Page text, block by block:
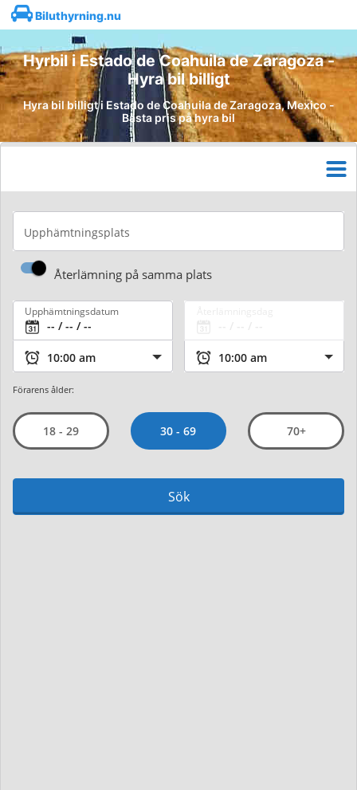
Biluthyrning.nu
Hyrbil i Estado de Coahuila de Zaragoza -
Hyra bil billigt
Hyra bil billigt i Estado de Coahuila de Zaragoza, Mexico -
Bästa pris på hyra bil
Upphämtningsplats
Återlämning på samma plats
Upphämtningsdatum
Förarens ålder:
18 - 29 30 - 69 70+
Sök